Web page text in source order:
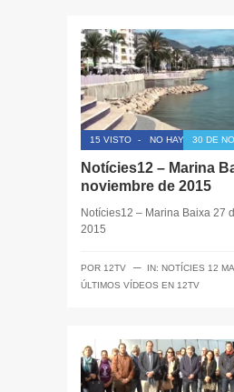
15 VISTO - NO HAY 30 DE
Notícies12 – Marina
noviembre de 2015
Notícies12 – Marina Baixa 27
2015
POR 12TV ─ IN: NOTÍCIES 12
ÚLTIMOS VÍDEOS EN 12TV